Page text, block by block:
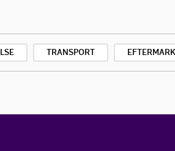
TRANSPORT